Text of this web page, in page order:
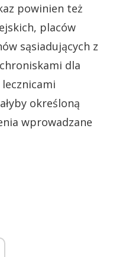
powinien też
placów
sąsiadujących z
dla
określoną
wprowadzane